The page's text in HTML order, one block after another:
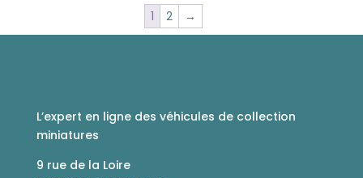
1 2 →
L’expert en ligne des véhicules de collection
miniatures
9 rue de la Loire